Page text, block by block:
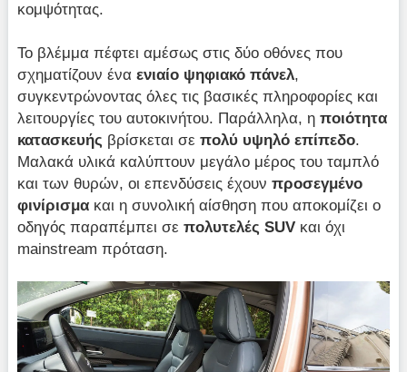
κομψότητας.
Το βλέμμα πέφτει αμέσως στις δύο οθόνες που
σχηματίζουν έναενιαίο ψηφιακό πάνελ,
συγκεντρώνοντας όλες τις βασικές πληροφορίες και
λειτουργίες του αυτοκινήτου. Παράλληλα, ηποιότητα
κατασκευής βρίσκεται σεπολύ υψηλό επίπεδο.
Μαλακά υλικά καλύπτουν μεγάλο μέρος του ταμπλό
και των θυρών, οι επενδύσεις έχουνπροσεγμένο
φινίρισμα και η συνολική αίσθηση που αποκομίζει ο
οδηγός παραπέμπει σεπολυτελές SUV και όχι
mainstream πρόταση.